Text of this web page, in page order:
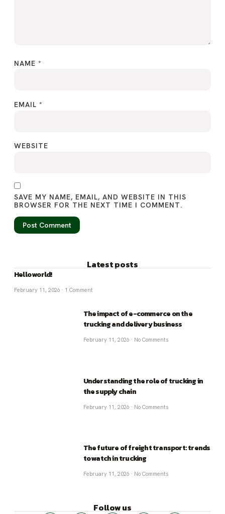
NAME *
EMAIL *
WEBSITE
SAVE MY NAME, EMAIL, AND WEBSITE IN THIS
BROWSER FOR THE NEXT TIME I COMMENT.
Latest posts
Hello world!
February 11, 2026 1 Comment
The impact of e-commerce on the
trucking and delivery business
February 11, 2026 No Comments
Understanding the role of trucking in
the supply chain
February 11, 2026 No Comments
The future of freight transport: trends
to watch in trucking
February 11, 2026 No Comments
Follow us